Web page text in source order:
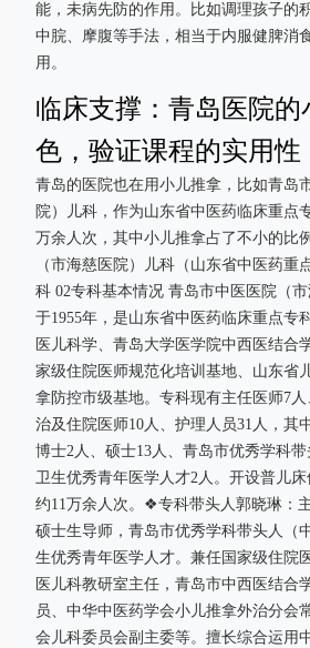
能，未病先防的作用。比如调理孩子的
中脘、摩腹等手法，相当于内服健脾消
用。
临床支撑：青岛医院的
色，验证课程的实用性
青岛的医院也在用小儿推拿，比如青岛
院）儿科，作为山东省中医药临床重点
万余人次，其中小儿推拿占了不小的比
（市海慈医院）儿科（山东省中医药重
科 02专科基本情况 青岛市中医医院（
于1955年，是山东省中医药临床重点专
医儿科学、青岛大学医学院中西医结合
家级住院医师规范化培训基地、山东省
拿防控市级基地。专科现有主任医师7
治及住院医师10人、护理人员31人，其
博士2人、硕士13人、青岛市优秀学科
卫生优秀青年医学人才2人。开设普儿
约11万余人次。❖专科带头人郭晓琳：
硕士生导师，青岛市优秀学科带头人（
生优秀青年医学人才。兼任国家级住院
医儿科教研室主任，青岛市中西医结合
员、中华中医药学会小儿推拿外治分会
会儿科委员会副主委等。擅长综合运用